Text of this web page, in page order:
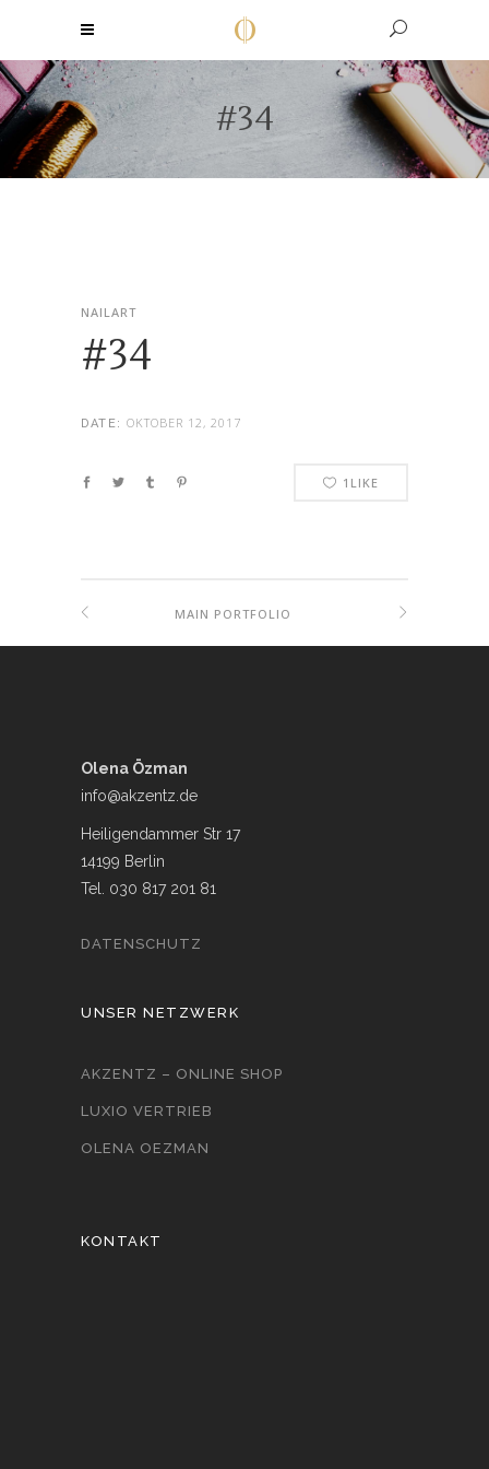
#34
NAILART
#34
DATE: OKTOBER 12, 2017
1 LIKE
MAIN PORTFOLIO
Olena Özman
info@akzentz.de
Heiligendammer Str 17
14199 Berlin
Tel. 030 817 201 81
DATENSCHUTZ
UNSER NETZWERK
AKZENTZ – ONLINE SHOP
LUXIO VERTRIEB
OLENA OEZMAN
KONTAKT